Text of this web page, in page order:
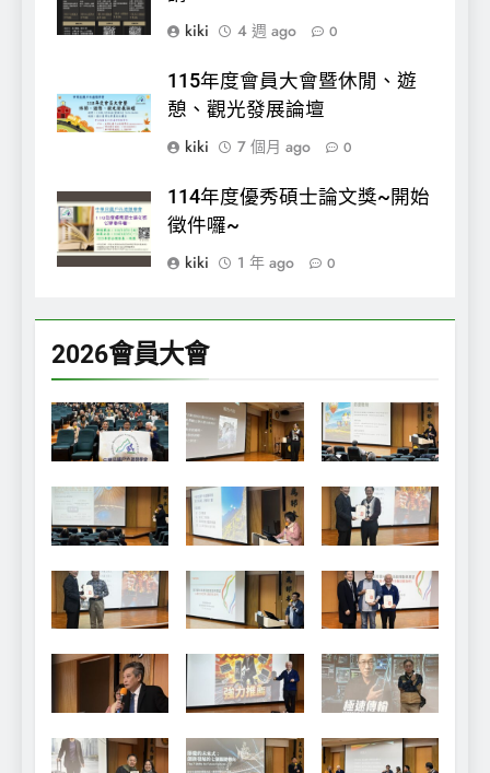
kiki
4 週 ago 0
115年度會員大會暨休閒、遊
憩、觀光發展論壇
kiki
7 個月 ago 0
114年度優秀碩士論文獎~開始
徵件囉~
kiki
1 年 ago 0
2026會員大會